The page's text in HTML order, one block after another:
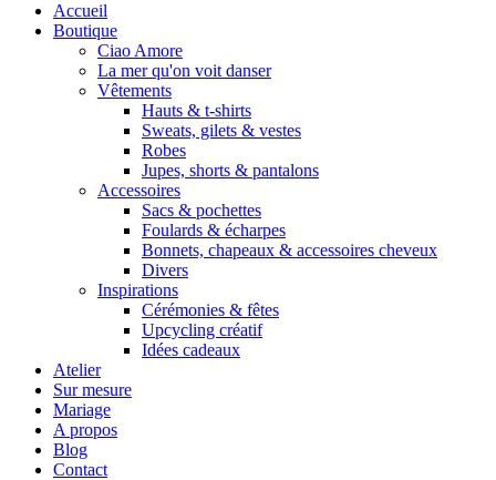
Accueil
Boutique
Ciao Amore
La mer qu'on voit danser
Vêtements
Hauts & t-shirts
Sweats, gilets & vestes
Robes
Jupes, shorts & pantalons
Accessoires
Sacs & pochettes
Foulards & écharpes
Bonnets, chapeaux & accessoires cheveux
Divers
Inspirations
Cérémonies & fêtes
Upcycling créatif
Idées cadeaux
Atelier
Sur mesure
Mariage
A propos
Blog
Contact